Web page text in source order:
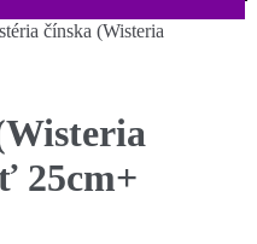
čínska (Wisteria
25cm+